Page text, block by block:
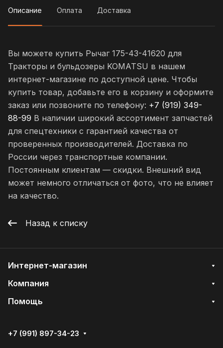
Описание Оплата Доставка
Вы можете купить Рычаг 175-43-41620 для
Тракторы и бульдозеры KOMATSU в нашем
интернет-магазине по доступной цене. Чтобы
купить товар, добавьте его в корзину и оформите
заказ или позвоните по телефону: +7 (919) 349-
88-99 В наличии широкий ассортимент запчастей
для спецтехники с гарантией качества от
проверенных производителей. Доставка по
России через транспортные компании.
Постоянным клиентам — скидки. Внешний вид
может немного отличаться от фото, что не влияет
на качество.
Назад к списку
Интернет-магазин
Компания
Помощь
+7 (991) 897-34-23